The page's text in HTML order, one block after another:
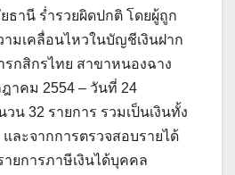
ธานี ร่ำรวยผิดปกติ โดยผู้ถูก
มเคลื่อนไหวในบัญชีเงินฝาก
กสิกรไทย สาขาหนองฉาง
าคม 2554 – วันที่ 24
น 32 รายการ รวมเป็นเงินทั้ง
ละจากการตรวจสอบรายได้
ยการภาษีเงินได้บุคคล